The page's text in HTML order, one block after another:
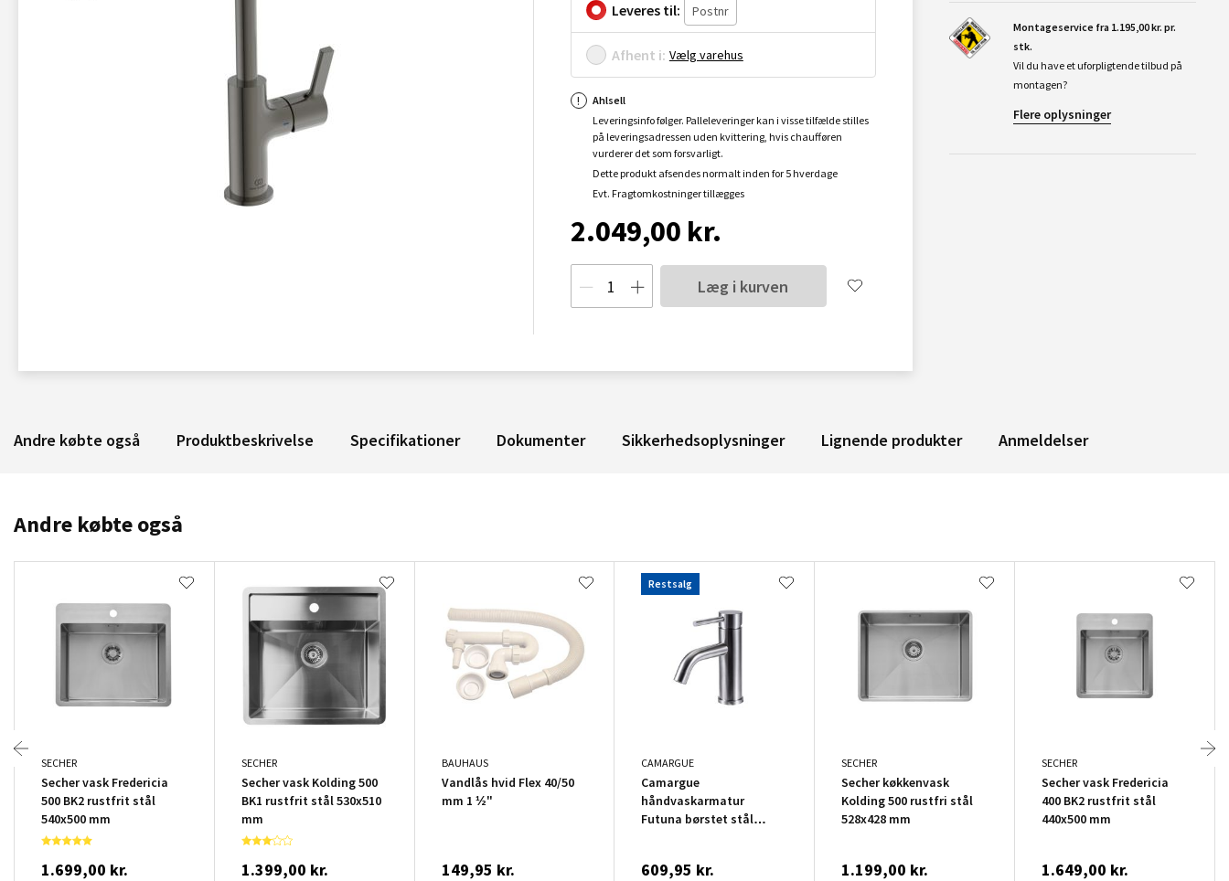
Leveres til:
Afhent i: Vælg varehus
Ahlsell
Leveringsinfo følger. Palleleveringer kan i visse tilfælde stilles
på leveringsadressen uden kvittering, hvis chaufføren
vurderer det som forsvarligt.
Dette produkt afsendes normalt inden for 5 hverdage
Evt. Fragtomkostninger tillægges
2.049,00 kr.
Læg i kurven
Montageservice fra 1.195,00 kr. pr.
stk.
Vil du have et uforpligtende tilbud på
montagen?
Flere oplysninger
Andre købte også Produktbeskrivelse Specifikationer Dokumenter Sikkerhedsoplysninger Lignende produkter Anmeldelser
Andre købte også
SECHER
Secher vask Fredericia
500 BK2 rustfrit stål
540x500 mm
1.699,00 kr.
SECHER
Secher vask Kolding 500
BK1 rustfrit stål 530x510
mm
1.399,00 kr.
BAUHAUS
Vandlås hvid Flex 40/50
mm 1 ½"
149,95 kr.
Restsalg
CAMARGUE
Camargue
håndvaskarmatur
Futuna børstet stål
609,95 kr.
SECHER
Secher køkkenvask
Kolding 500 rustfri stål
528x428 mm
1.199,00 kr.
SECHER
Secher vask Fredericia
400 BK2 rustfrit stål
440x500 mm
1.649,00 kr.